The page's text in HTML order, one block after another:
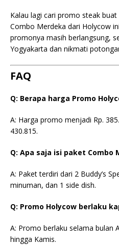
Kalau lagi cari promo steak
Combo Merdeka dari Holycow
promonya masih berlangsung,
Yogyakarta dan nikmati
FAQ
Q: Berapa harga Promo
A: Harga promo menjadi Rp.
430.815.
Q: Apa saja isi paket Combo
A: Paket terdiri dari 2 Buddy’s
minuman, dan 1 side dish.
Q: Promo Holycow berlaku
A: Promo berlaku selama bulan
hingga Kamis.